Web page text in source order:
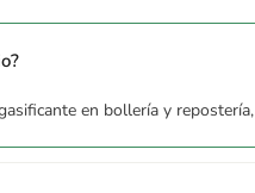
en bollería y